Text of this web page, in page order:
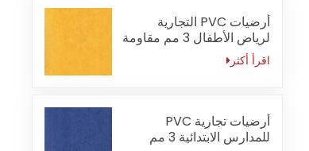
أرضيات PVC التجارية
لرياض الأطفال 3 مم مقاومة
للماء
اقرأ أكثر
أرضيات تجارية PVC
للمدارس الابتدائية 3 مم